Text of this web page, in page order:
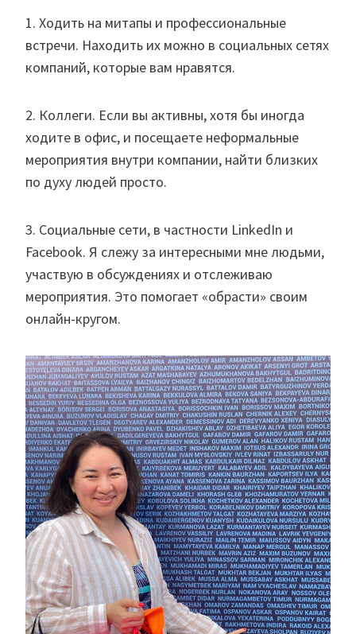
1. Ходить на митапы и профессиональные
встречи. Находить их можно в социальных сетях
компаний, которые вам нравятся.
2. Коллеги. Если вы активны, хотя бы иногда
ходите в офис, и посещаете неформальные
мероприятия внутри компании, найти близких
по духу людей просто.
3. Социальные сети, в частности LinkedIn и
Facebook. Я слежу за интересными мне людьми,
участвую в обсуждениях и отслеживаю
мероприятия. Это помогает «обрасти» своим
онлайн-кругом.